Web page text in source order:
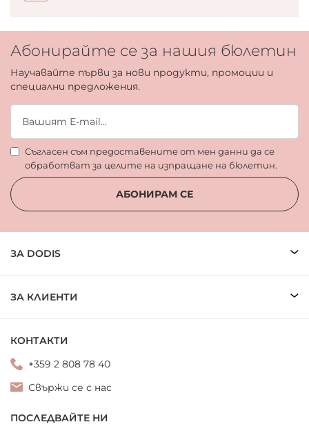
Абонирайте се за нашия бюлетин
Научавайте първи за нови продукти, промоции и
специални предложения.
Съгласен съм предоставените от мен данни да се
обработват за целите на изпращане на бюлетин.
АБОНИРАМ СЕ
ЗА DODIS
ЗА КЛИЕНТИ
КОНТАКТИ
+359 2 808 78 40
Свържи се с нас
ПОСЛЕДВАЙТЕ НИ